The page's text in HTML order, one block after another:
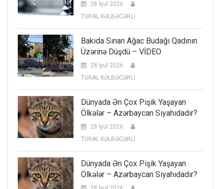
28 İyul 2026
TURAL KƏLBƏCƏRLİ
Bakıda Sınan Ağac Budağı Qadının
Üzərinə Düşdü – VİDEO
28 İyul 2026
TURAL KƏLBƏCƏRLİ
Dünyada Ən Çox Pişik Yaşayan
Ölkələr – Azərbaycan Siyahıdadır?
28 İyul 2026
TURAL KƏLBƏCƏRLİ
Dünyada Ən Çox Pişik Yaşayan
Ölkələr – Azərbaycan Siyahıdadır?